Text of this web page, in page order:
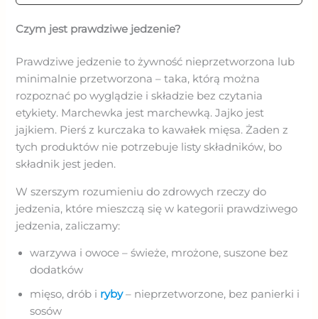
Czym jest prawdziwe jedzenie?
Prawdziwe jedzenie to żywność nieprzetworzona lub
minimalnie przetworzona – taka, którą można
rozpoznać po wyglądzie i składzie bez czytania
etykiety. Marchewka jest marchewką. Jajko jest
jajkiem. Pierś z kurczaka to kawałek mięsa. Żaden z
tych produktów nie potrzebuje listy składników, bo
składnik jest jeden.
W szerszym rozumieniu do zdrowych rzeczy do
jedzenia, które mieszczą się w kategorii prawdziwego
jedzenia, zaliczamy:
warzywa i owoce – świeże, mrożone, suszone bez
dodatków
mięso, drób i ryby– nieprzetworzone, bez panierki i
sosów